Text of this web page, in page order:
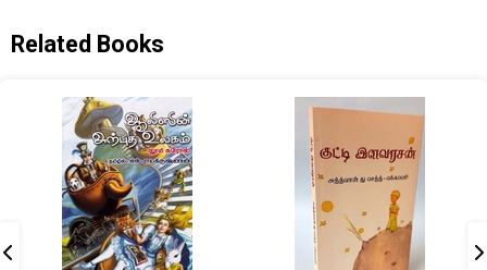
Related Books